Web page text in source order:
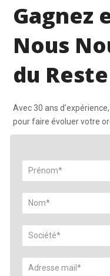
Gagnez
Nous
du
Avec 30 ans
pour faire évoluer votre